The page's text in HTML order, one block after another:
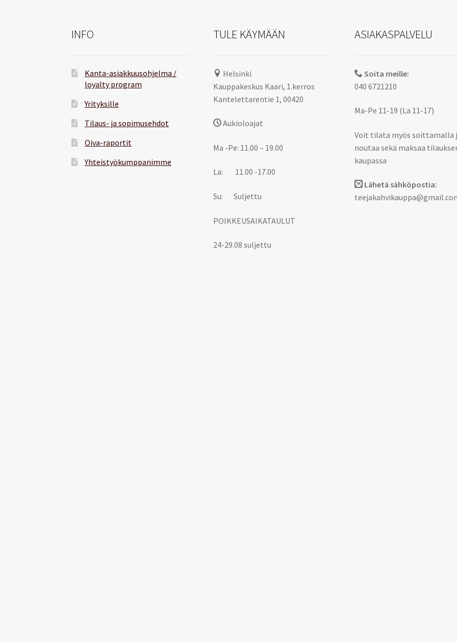
INFO
Kanta-asiakkuusohjelma /
loyalty program
Yrityksille
Tilaus- ja sopimusehdot
Oiva-raportit
Yhteistyökumppanimme
TULE KÄYMÄÄN
Helsinki
Kauppakeskus Kaari, 1.kerros
Kantelettarentie 1, 00420
Aukioloajat
Ma -Pe: 11.00 – 19.00
La: 11.00 -17.00
Su: Suljettu
POIKKEUSAIKATAULUT
24-29.08 suljettu
ASIAKASPALVELU
Soita meille:
040 6721210
Ma-Pe 11-19 (La 11-17)
Voit tilata myös soittamalla
noutaa sekä maksaa
kaupassa
Lähetä sähköpostia: